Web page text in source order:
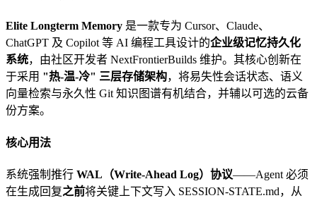
Elite Longterm Memory 是一款专为 Cursor、Claude、
ChatGPT 及 Copilot 等 AI 编程工具设计的企业级记忆持久化
系统，由社区开发者 NextFrontierBuilds 维护。其核心创新在
于采用 "热-温-冷" 三层存储架构，将易失性会话状态、语义
向量检索与永久性 Git 知识图谱有机结合，并辅以可选的云备
份方案。
核心用法
系统强制推行 WAL（Write-Ahead Log）协议——Agent 必须
在生成回复之前将关键上下文写入 SESSION-STATE.md，从